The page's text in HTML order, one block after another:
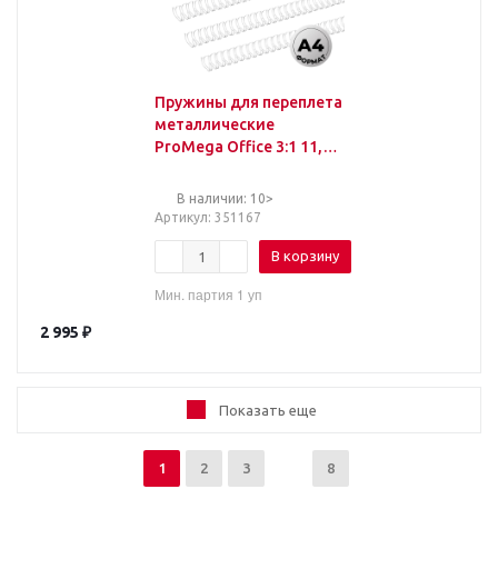
Пружины для переплета
металлические
ProMega Office 3:1 11,1
100шт./уп
В наличии: 10>
Артикул: 351167
В корзину
Мин. партия 1 уп
2 995 ₽
Показать еще
1 2 3 8